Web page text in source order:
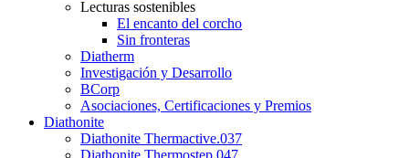
Lecturas sostenibles
El encanto del corcho
Sin fronteras
Diatherm
Investigación y Desarrollo
BCorp
Asociaciones, Certificaciones y Premios
Diathonite
Diathonite Thermactive.037
Diathonite Thermostep.047